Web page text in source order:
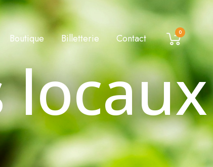
Boutique Billetterie Contact 0